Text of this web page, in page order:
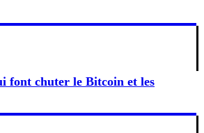
font chuter le Bitcoin et les